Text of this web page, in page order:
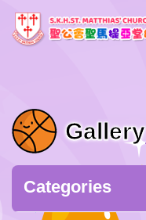
Gallery
Categories